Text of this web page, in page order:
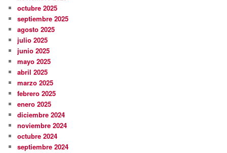
octubre 2025
septiembre 2025
agosto 2025
julio 2025
junio 2025
mayo 2025
abril 2025
marzo 2025
febrero 2025
enero 2025
diciembre 2024
noviembre 2024
octubre 2024
septiembre 2024